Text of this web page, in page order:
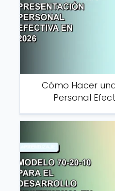
Cómo Hacer
Personal